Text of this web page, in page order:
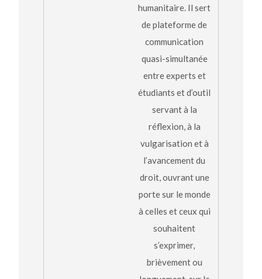
humanitaire. Il sert
de plateforme de
communication
quasi-simultanée
entre experts et
étudiants et d’outil
servant à la
réflexion, à la
vulgarisation et à
l’avancement du
droit, ouvrant une
porte sur le monde
à celles et ceux qui
souhaitent
s’exprimer,
brièvement ou